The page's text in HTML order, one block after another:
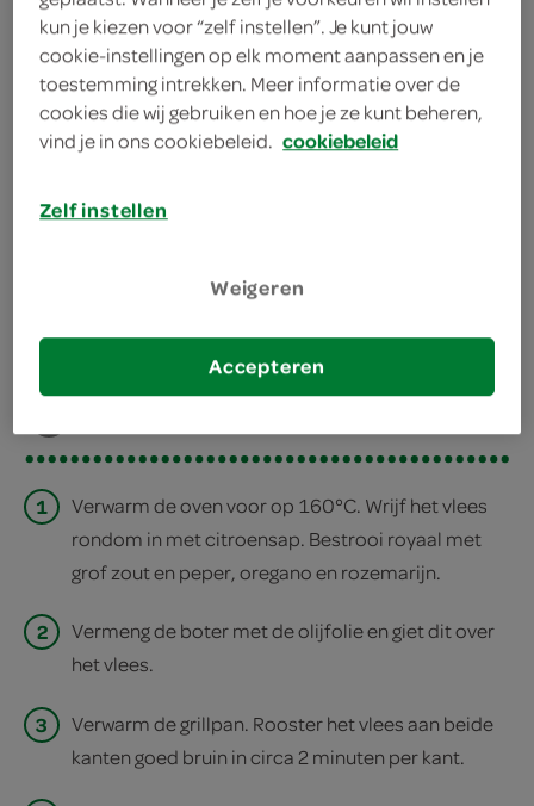
1 citroen
4 dikke entrecotes
kies je winkel
deel op facebook
1
Verwarm de oven voor op 160°C. Wrijf het vlees
rondom in met citroensap. Bestrooi royaal met
grof zout en peper, oregano en rozemarijn.
2
Vermeng de boter met de olijfolie en giet dit over
het vlees.
3
Verwarm de grillpan. Rooster het vlees aan beide
kanten goed bruin in circa 2 minuten per kant.
kun je kiezen voor “zelf instellen”. Je kunt jouw
cookie-instellingen op elk moment aanpassen en je
toestemming intrekken. Meer informatie over de
cookies die wij gebruiken en hoe je ze kunt beheren,
vind je in ons cookiebeleid. cookiebeleid
Zelf instellen
Weigeren
Accepteren